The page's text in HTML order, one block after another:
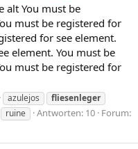
alt You must be
must be registered for
for see element.
element. You must be
must be registered for
azulejos
fliesenleger
ruine Antworten: 10 Forum: